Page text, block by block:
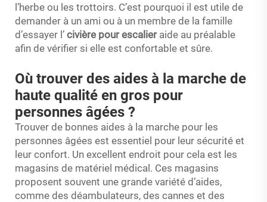
l’herbe ou les trottoirs. C’est pourquoi il est utile de
demander à un ami ou à un membre de la famille
d’essayer l’ civière pour escalier aide au préalable
afin de vérifier si elle est confortable et sûre.
Où trouver des aides à la marche de
haute qualité en gros pour
personnes âgées ?
Trouver de bonnes aides à la marche pour les
personnes âgées est essentiel pour leur sécurité et
leur confort. Un excellent endroit pour cela est les
magasins de matériel médical. Ces magasins
proposent souvent une grande variété d’aides,
comme des déambulateurs, des cannes et des